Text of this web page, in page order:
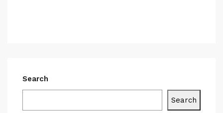
Search
Search